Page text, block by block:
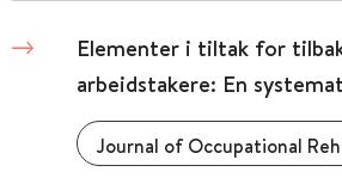
Elementer i tiltak for
arbeidstakere: En
Journal of Occupational